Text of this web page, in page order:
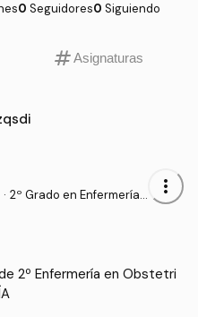
0 Seguidores0 Siguiendo
tagAsignaturas
· 2º Grado en Enfermería
more_vert
2º Enfermería en Obstetri